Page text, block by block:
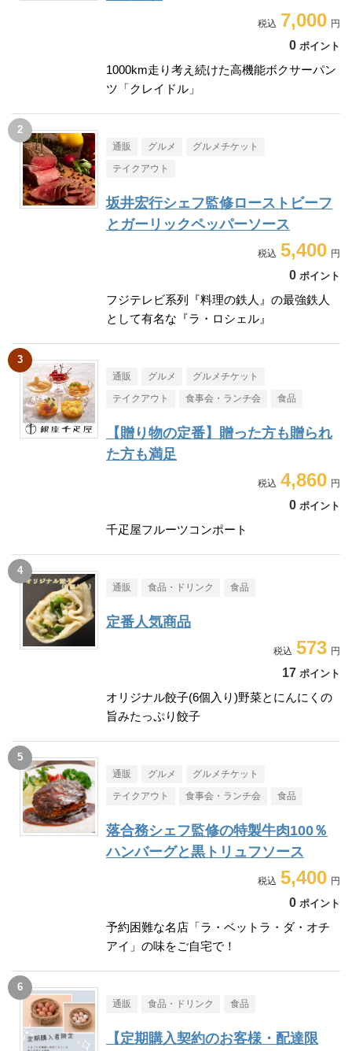
7,000
0 ポイント
1000km走り考え続けた高機能ボクサーパン
ツ「クレイドル」
通販 グルメ グルメチケット
テイクアウト
坂井宏行シェフ監修ローストビーフ
とガーリックペッパーソース
5,400
0 ポイント
フジテレビ系列『料理の鉄人』の最強鉄人
として有名な『ラ・ロシェル』
通販 グルメ グルメチケット
テイクアウト 食事会・ランチ会 食品
【贈り物の定番】贈った方も贈られ
た方も満足
4,860
0 ポイント
千疋屋フルーツコンポート
通販 食品・ドリンク 食品
定番人気商品
573
17 ポイント
オリジナル餃子(6個入り)野菜とにんにくの
旨みたっぷり餃子
通販 グルメ グルメチケット
テイクアウト 食事会・ランチ会 食品
落合務シェフ監修の特製牛肉100％
ハンバーグと黒トリュフソース
5,400
0 ポイント
予約困難な名店「ラ・ベットラ・ダ・オチ
アイ」の味をご自宅で！
通販 食品・ドリンク 食品
【定期購入契約のお客様・配達限